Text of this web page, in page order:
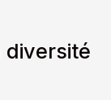
diversité